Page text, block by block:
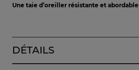
Une taie d’oreiller résistante et abordable
DÉTAILS